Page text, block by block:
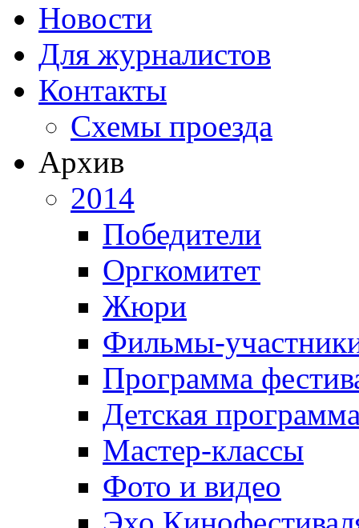
Новости
Для журналистов
Контакты
Схемы проезда
Архив
2014
Победители
Оргкомитет
Жюри
Фильмы-
Программа
Детская
Мастер-классы
Фото и видео